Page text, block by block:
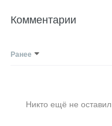
Комментарии
Ранее
Никто ещё не